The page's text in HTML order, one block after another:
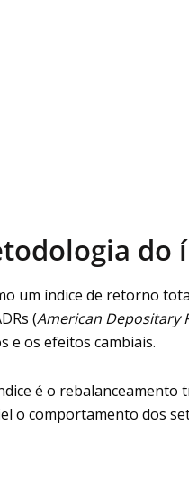
do
um índice de retorno
(American Depositary
e os efeitos cambiais.
é o rebalanceamento
o comportamento dos